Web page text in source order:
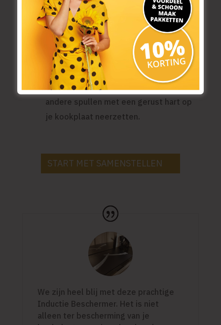
Vergroot; meer (werk)ruimte
Het derde voordeel is dat het je
aanrecht, dus je werkblad, groter maakt.
Want met dank aan de Inductie
Beschermer kun je glazen, vaat en
andere spullen met een gerust hart op
je kookplaat neerzetten.
START MET SAMENSTELLEN
We zijn heel blij met deze prachtige
Inductie Beschermer. Het is niet
alleen ter bescherming van je